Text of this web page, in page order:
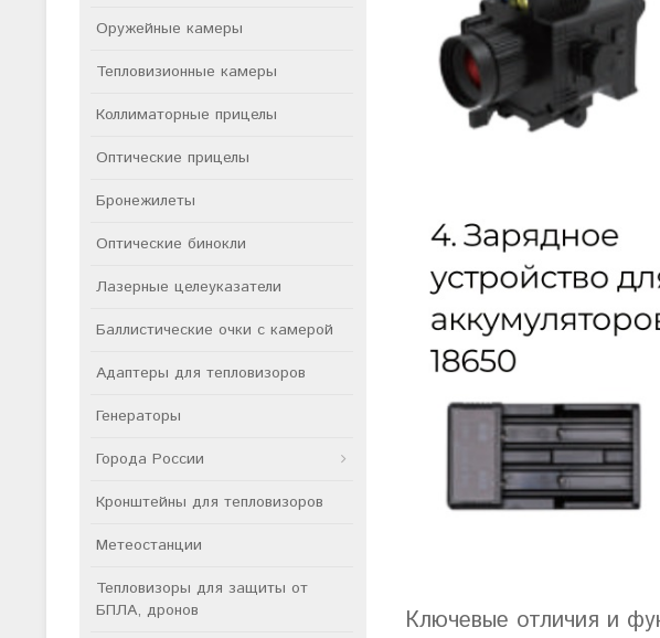
Оружейные камеры
Тепловизионные камеры
Коллиматорные прицелы
Оптические прицелы
Бронежилеты
Оптические бинокли
Лазерные целеуказатели
Баллистические очки с камерой
Адаптеры для тепловизоров
Генераторы
Города России
Кронштейны для тепловизоров
Метеостанции
Тепловизоры для защиты от
БПЛА, дронов
Ключевые отличия и